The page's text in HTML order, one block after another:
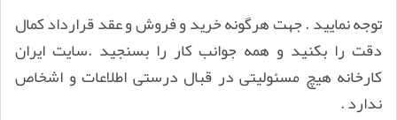
توجه نمایید . جهت هرگونه خرید و فروش و عقد قرارداد کمال
دقت را بکنید و همه جوانب کار را بسنجید .سایت ایران
کارخانه هیچ مسئولیتی در قبال درستی اطلاعات و اشخاص
ندارد .